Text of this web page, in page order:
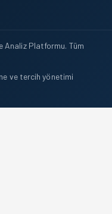
Analiz Platformu. Tüm
ve tercih yönetimi